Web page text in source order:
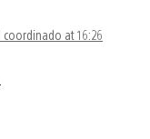
at 16:26